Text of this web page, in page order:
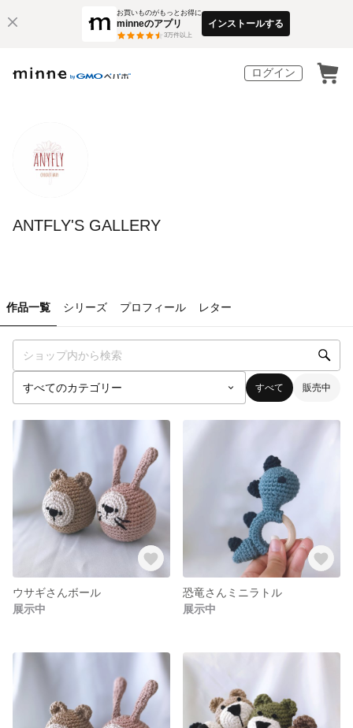
お買いものがもっとお得に
minneのアプリ
3万件以上
インストールする
ログイン
ANTFLY'S GALLERY
作品一覧 シリーズ プロフィール レター
すべて 販売中
ウサギさんボール
展示中
恐竜さんミニラトル
展示中